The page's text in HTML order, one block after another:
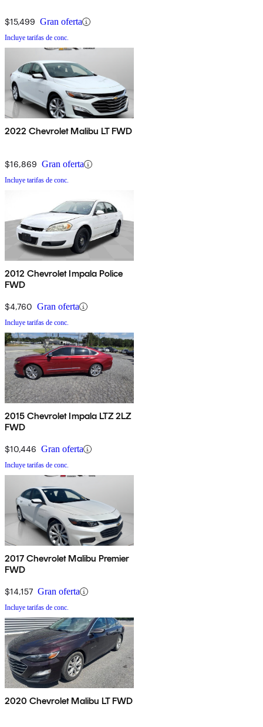
$15,499 Gran oferta
Incluye tarifas de conc.
2022 Chevrolet Malibu LT FWD
$16,869 Gran oferta
Incluye tarifas de conc.
2012 Chevrolet Impala Police
FWD
$4,760 Gran oferta
Incluye tarifas de conc.
2015 Chevrolet Impala LTZ 2LZ
FWD
$10,446 Gran oferta
Incluye tarifas de conc.
2017 Chevrolet Malibu Premier
FWD
$14,157 Gran oferta
Incluye tarifas de conc.
2020 Chevrolet Malibu LT FWD